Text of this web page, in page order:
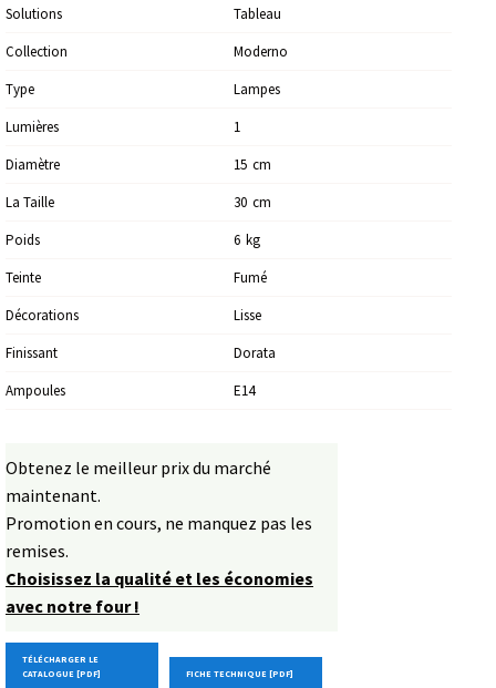
Solutions
Tableau
Collection
Moderno
Type
Lampes
Lumières
1
Diamètre
15 Cm
La Taille
30 Cm
Poids
6 Kg
Teinte
Fumé
Décorations
Lisse
Finissant
Dorata
Ampoules
E14
Obtenez le meilleur prix du marché
maintenant.
Promotion en cours, ne manquez pas les
remises.
Choisissez la qualité et les économies
avec notre four !
TÉLÉCHARGER LE
CATALOGUE [PDF]
FICHE TECHNIQUE [PDF]